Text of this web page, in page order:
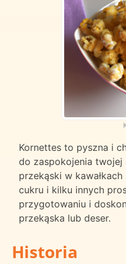
Kornettes to pyszna i
do zaspokojenia twojej
przekąski w
cukru i kilku innych
przygotowaniu i
przekąska lub deser.
Historia